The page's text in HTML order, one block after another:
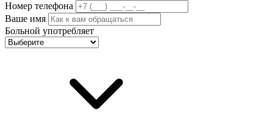
Номер телефона
Ваше имя
Больной употребляет